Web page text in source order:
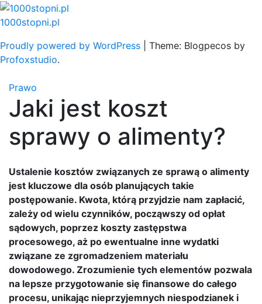
Skip
to
1000stopni.pl
Proudly powered by WordPress
Theme: Blogpecos by
Profoxstudio.
Prawo
Jaki jest koszt
sprawy o alimenty?
Ustalenie kosztów związanych ze sprawą o alimenty
jest kluczowe dla osób planujących takie
postępowanie. Kwota, którą przyjdzie nam zapłacić,
zależy od wielu czynników, począwszy od opłat
sądowych, poprzez koszty zastępstwa
procesowego, aż po ewentualne inne wydatki
związane ze zgromadzeniem materiału
dowodowego. Zrozumienie tych elementów pozwala
na lepsze przygotowanie się finansowe do całego
procesu, unikając nieprzyjemnych niespodzianek i